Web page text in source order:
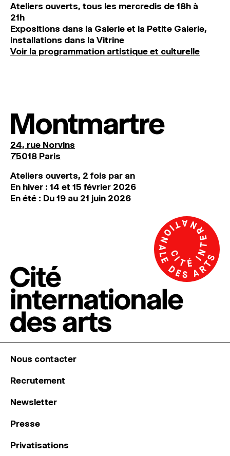
Ateliers ouverts, tous les mercredis de 18h à
21h
Expositions dans la Galerie et la Petite Galerie,
installations dans la Vitrine
Voir la programmation artistique et culturelle
Montmartre
24, rue Norvins
75018 Paris
Ateliers ouverts, 2 fois par an
En hiver : 14 et 15 février 2026
En été : Du 19 au 21 juin 2026
Nous contacter
Recrutement
Newsletter
Presse
Privatisations